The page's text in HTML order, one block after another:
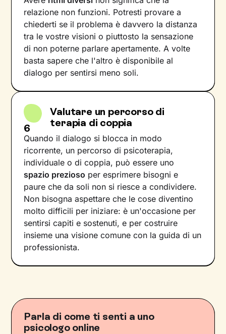
relazione non funzioni. Potresti provare a
chiederti se il problema è davvero la distanza
tra le vostre visioni o piuttosto la sensazione
di non poterne parlare apertamente. A volte
basta sapere che l'altro è disponibile al
dialogo per sentirsi meno soli.
6
Valutare un percorso di
terapia di coppia
Quando il dialogo si blocca in modo
ricorrente, un percorso di psicoterapia,
individuale o di coppia, può essere uno
spazio prezioso per esprimere bisogni e
paure che da soli non si riesce a condividere.
Non bisogna aspettare che le cose diventino
molto difficili per iniziare: è un'occasione per
sentirsi capiti e sostenuti, e per costruire
insieme una visione comune con la guida di un
professionista.
Parla di come ti senti a uno
psicologo online